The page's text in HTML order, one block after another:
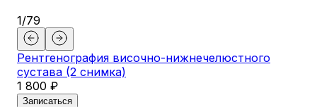
1/79
Рентгенография височно-нижнечелюстного
сустава (2 снимка)
1 800 ₽
Записаться